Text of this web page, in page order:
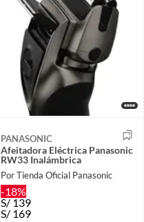
PANASONIC
Afeitadora Eléctrica Panasonic
RW33 Inalámbrica
Por Tienda Oficial Panasonic
-18%
S/139
S/ 169